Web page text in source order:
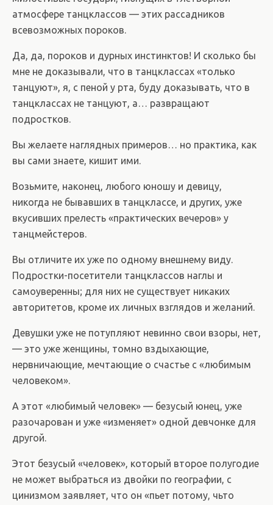
атмосфере танцклассов — этих рассадников
всевозможных пороков.
Да, да, пороков и дурных инстинктов! И сколько бы
мне не доказывали, что в танцклассах «только
танцуют», я, с пеной у рта, буду доказывать, что в
танцклассах не танцуют, а… развращают
подростков.
Вы желаете наглядных примеров… но практика, как
вы сами знаете, кишит ими.
Возьмите, наконец, любого юношу и девицу,
никогда не бывавших в танцклассе, и других, уже
вкусивших прелесть «практических вечеров» у
танцмейстеров.
Вы отличите их уже по одному внешнему виду.
Подростки-посетители танцклассов наглы и
самоуверенны; для них не существует никаких
авторитетов, кроме их личных взглядов и желаний.
Девушки уже не потупляют невинно свои взоры, нет,
— это уже женщины, томно вздыхающие,
нервничающие, мечтающие о счастье с «любимым
человеком».
А этот «любимый человек» — безусый юнец, уже
разочарован и уже «изменяет» одной девчонке для
другой.
Этот безусый «человек», который второе полугодие
не может выбраться из двойки по географии, с
цинизмом заявляет, что он «пьет потому, чьто